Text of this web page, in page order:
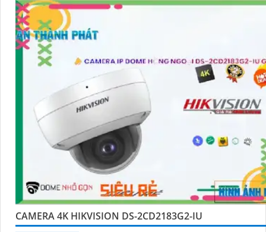
CAMERA 4K HIKVISION DS-2CD2183G2-IU